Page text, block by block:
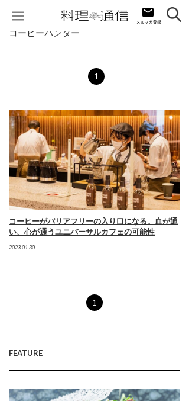
コーヒーハンター
1
コーヒーがバリアフリーの入り口になる。血が通
い、心が通うユニバーサルカフェの可能性
2023.01.30
1
FEATURE